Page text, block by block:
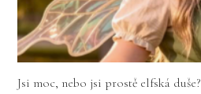
Jsi moc, nebo jsi prostě elfská duše?